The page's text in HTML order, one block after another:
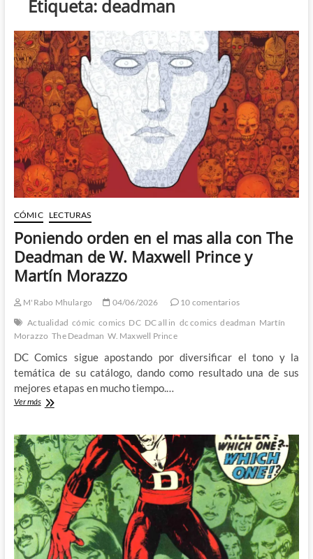
Etiqueta: deadman
CÓMIC LECTURAS
Poniendo orden en el mas alla con The
Deadman de W. Maxwell Prince y
Martín Morazzo
M'Rabo Mhulargo 04/06/2026
10 comentarios
Actualidad cómic comics DC DC all in dc comics deadman Martín
Morazzo The Deadman W. Maxwell Prince
DC Comics sigue apostando por diversificar el tono y la
temática de su catálogo, dando como resultado una de sus
mejores etapas en mucho tiempo.…
Ver másPoniendo
el
mas
alla
con
The
Deadman
de
W.
Maxwell
Prince